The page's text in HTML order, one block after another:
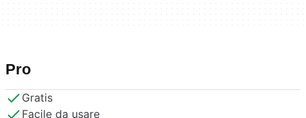
Pro
Gratis
Facile da usare